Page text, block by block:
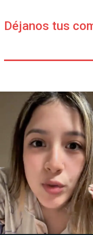
Déjanos tus